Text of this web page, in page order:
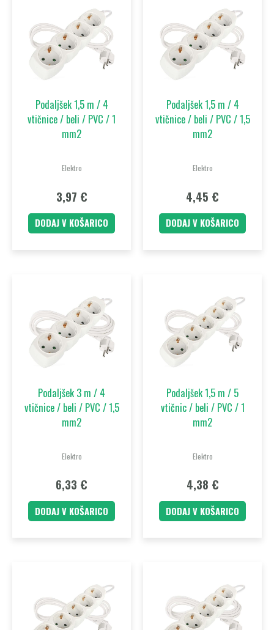
Podaljšek 1,5 m / 4
vtičnice / beli / PVC / 1
mm2
Elektro
3,97 €
DODAJ V KOŠARICO
Podaljšek 1,5 m / 4
vtičnice / beli / PVC / 1,5
mm2
Elektro
4,45 €
DODAJ V KOŠARICO
Podaljšek 3 m / 4
vtičnice / beli / PVC / 1,5
mm2
Elektro
6,33 €
DODAJ V KOŠARICO
Podaljšek 1,5 m / 5
vtičnic / beli / PVC / 1
mm2
Elektro
4,38 €
DODAJ V KOŠARICO